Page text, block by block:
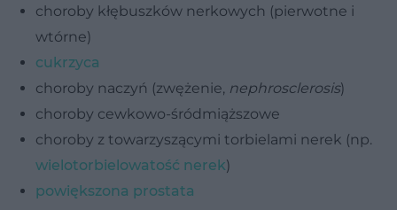
choroby kłębuszków nerkowych (pierwotne i
wtórne)
cukrzyca
choroby naczyń (zwężenie, nephrosclerosis)
choroby cewkowo-śródmiąższowe
choroby z towarzyszącymi torbielami nerek (np.
wielotorbielowatość nerek)
powiększona prostata